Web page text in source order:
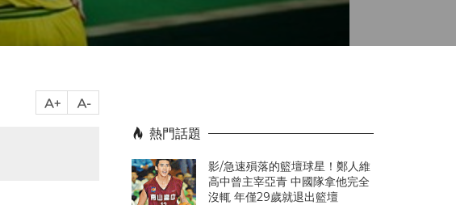
熱門話題
影/急速殞落的籃壇球星！鄭人維
高中曾主宰亞青 中國隊拿他完全
沒輒 年僅29歲就退出籃壇